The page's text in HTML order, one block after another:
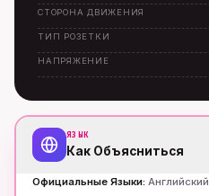
СТОРОНА ДВИЖЕНИЯ
ТИП РОЗЕТКИ
НАПРЯЖЕНИЕ
ЯЗЫК
Как Объясниться
Официальные Языки: Английский